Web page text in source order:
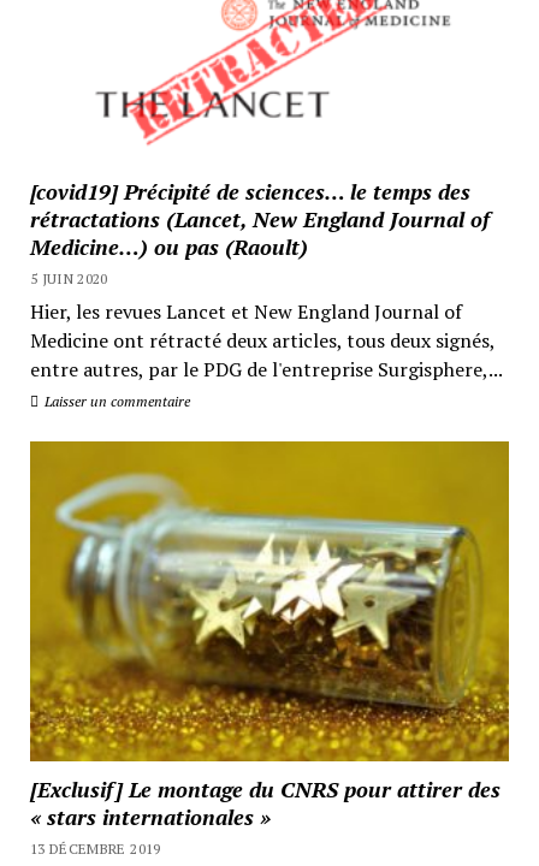
[covid19] Précipité de sciences… le temps des
rétractations (Lancet, New England Journal of
Medicine…) ou pas (Raoult)
5 JUIN 2020
Hier, les revues Lancet et New England Journal of
Medicine ont rétracté deux articles, tous deux signés,
entre autres, par le PDG de l'entreprise Surgisphere,...
Laisser un commentaire
[Exclusif] Le montage du CNRS pour attirer des
« stars internationales »
13 DÉCEMBRE 2019